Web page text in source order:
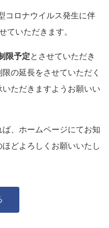
コロナウイルス発生に伴
ていただきます。
限予定とさせていただき
の延長をさせていただく
ただきますようお願いい
、ホームページにてお知
どよろしくお願いいたし